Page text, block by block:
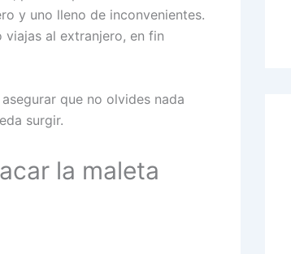
y uno lleno de inconvenientes.
viajas al extranjero, en fin
que no olvides nada
surgir.
la maleta